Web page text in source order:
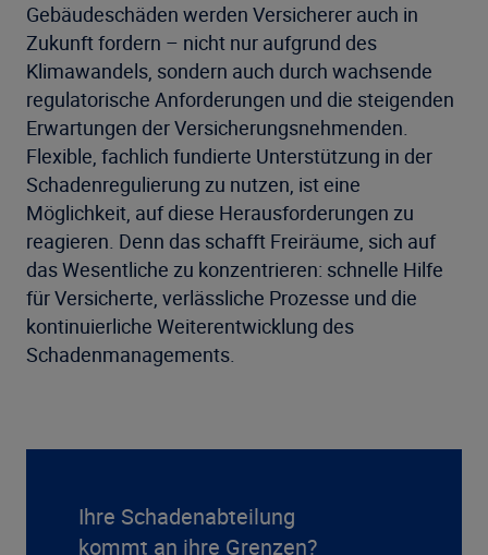
Gebäudeschäden werden Versicherer auch in
Zukunft fordern – nicht nur aufgrund des
Klimawandels, sondern auch durch wachsende
regulatorische Anforderungen und die steigenden
Erwartungen der Versicherungsnehmenden.
Flexible, fachlich fundierte Unterstützung in der
Schadenregulierung zu nutzen, ist eine
Möglichkeit, auf diese Herausforderungen zu
reagieren. Denn das schafft Freiräume, sich auf
das Wesentliche zu konzentrieren: schnelle Hilfe
für Versicherte, verlässliche Prozesse und die
kontinuierliche Weiterentwicklung des
Schadenmanagements.
Ihre Schadenabteilung
kommt an ihre Grenzen?